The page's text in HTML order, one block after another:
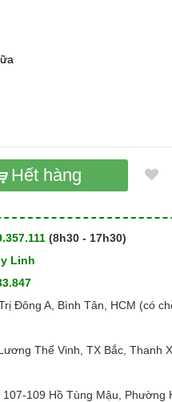
Hết hàng
(8h30 - 17h30)
Linh
Đông A, Bình Tân, HCM (có
Thế Vinh, TX Bắc, Thanh
107-109 Hồ Tùng Mậu, Phường